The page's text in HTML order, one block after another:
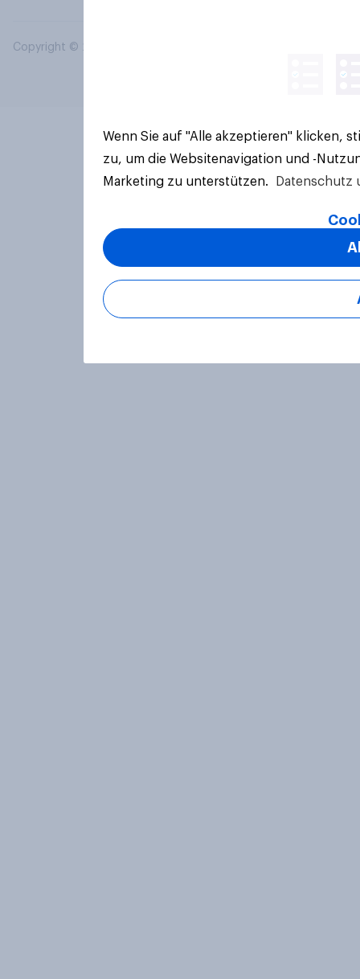
Copyright © 2026 YouGov PLC. Alle Rechte vorbehalten.
Wenn Sie auf "Alle akzeptieren" klicken,
zu, um die Websitenavigation und -
Marketing zu unterstützen.
Datenschutz